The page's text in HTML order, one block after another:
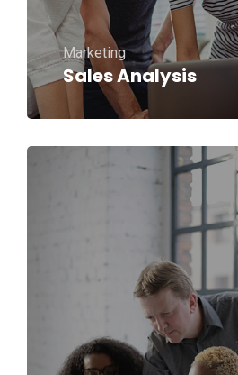
Sales Analysis
Marketing